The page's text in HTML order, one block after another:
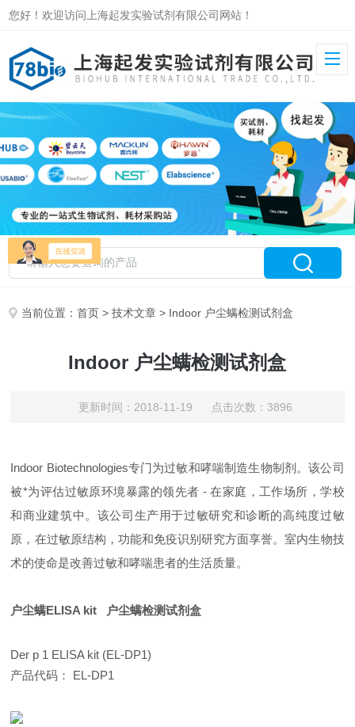
您好！欢迎访问上海起发实验试剂有限公司网站！
当前位置：首页 >技术文章 > Indoor 户尘螨检测试剂盒
Indoor 户尘螨检测试剂盒
更新时间：2018-11-19 点击次数：3896
Indoor Biotechnologies专门为过敏和哮喘制造生物制剂。该公司
被*为评估过敏原环境暴露的领先者 - 在家庭，工作场所，学校
和商业建筑中。该公司生产用于过敏研究和诊断的高纯度过敏
原，在过敏原结构，功能和免疫识别研究方面享誉。室内生物技
术的使命是改善过敏和哮喘患者的生活质量。
户尘螨ELISA kit 户尘螨检测试剂盒
Der p 1 ELISA kit (EL-DP1)
产品代码：
EL-DP1